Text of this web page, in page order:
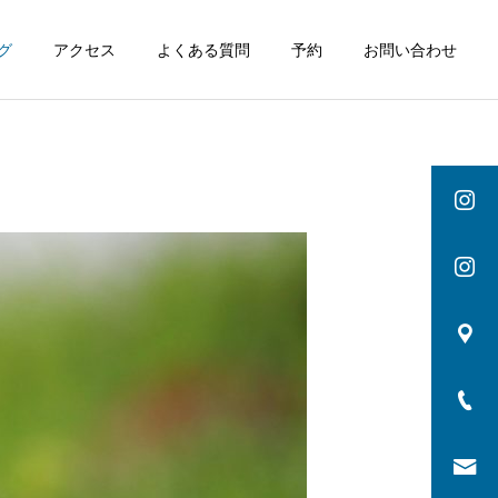
アクセス よくある質問 予約 お問い合わせ